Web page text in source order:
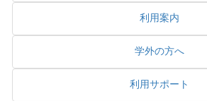
利用案内
学外の方へ
利用サポート